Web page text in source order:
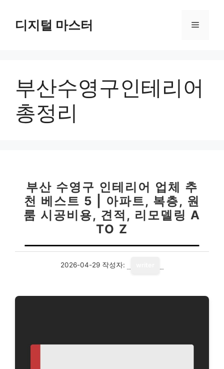
디지털 마스터 메
부산수영구인테리어
총정리
부산 수영구 인테리어 업체 추
천 베스트 5 | 아파트, 복층, 원
룸 시공비용, 견적, 리모델링 A
TO Z
2026-04-29 작성자: